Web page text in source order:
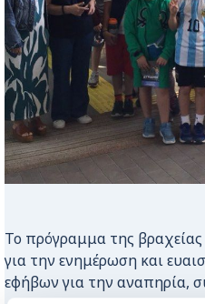
Το πρόγραμμα της
για την ενημέρωση και
εφήβων για την αναπηρία,